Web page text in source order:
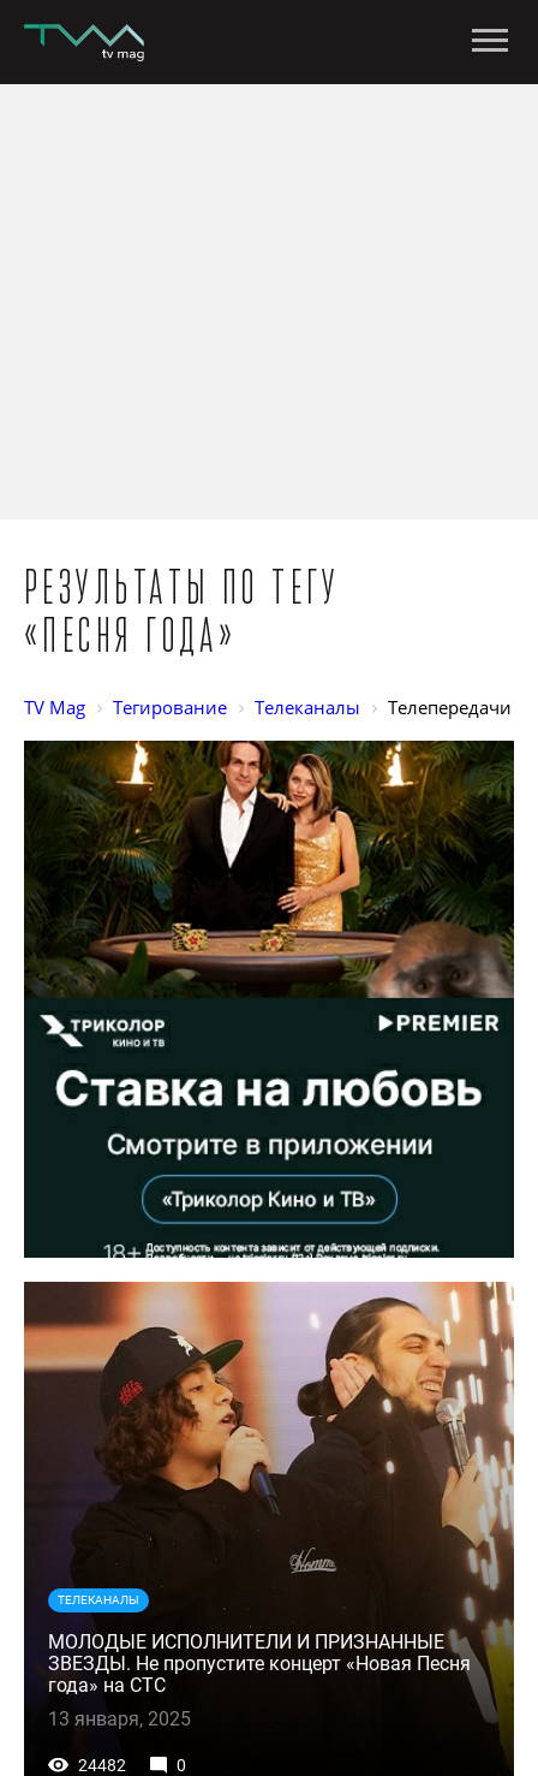
Результаты по тегу
«Песня года»
TV Mag Тегирование Телеканалы Телепередачи
ТЕЛЕКАНАЛЫ
МОЛОДЫЕ ИСПОЛНИТЕЛИ И ПРИЗНАННЫЕ
ЗВЕЗДЫ. Не пропустите концерт «Новая Песня
года» на СТС
13 января, 2025
24482 0